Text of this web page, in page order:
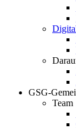
GSG-
Team